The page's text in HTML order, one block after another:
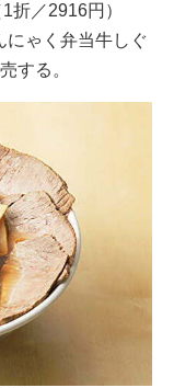
折／2916円）
にゃく弁当牛しぐ
する。